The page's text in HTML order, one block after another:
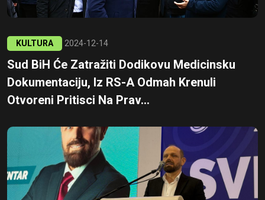
KULTURA 2024-12-14
Sud BiH Će Zatražiti Dodikovu Medicinsku
Dokumentaciju, Iz RS-A Odmah Krenuli
Otvoreni Pritisci Na Prav...